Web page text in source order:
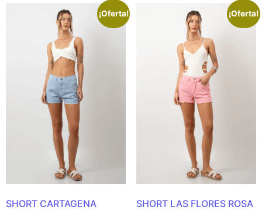
¡Oferta!
SHORT CARTAGENA
¡Oferta!
SHORT LAS FLORES ROSA